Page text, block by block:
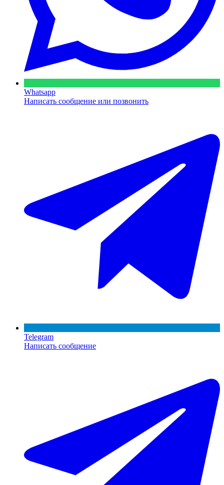
Whatsapp
Написать сообщение или позвонить
Telegram
Написать сообщение